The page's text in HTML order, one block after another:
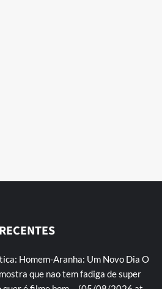
Homem-Aranha: Um Novo Dia O
que nao tem fadiga de super